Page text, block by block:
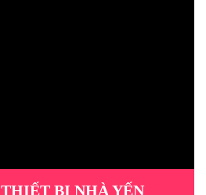
THIẾT BỊ NHÀ YẾN